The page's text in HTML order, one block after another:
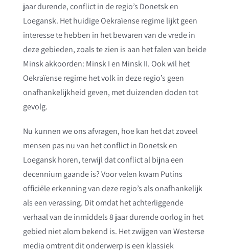
jaar durende, conflict in de regio’s Donetsk en
Loegansk. Het huidige Oekraïense regime lijkt geen
interesse te hebben in het bewaren van de vrede in
deze gebieden, zoals te zien is aan het falen van beide
Minsk akkoorden: Minsk I en Minsk II. Ook wil het
Oekraïense regime het volk in deze regio’s geen
onafhankelijkheid geven, met duizenden doden tot
gevolg.
Nu kunnen we ons afvragen, hoe kan het dat zoveel
mensen pas nu van het conflict in Donetsk en
Loegansk horen, terwijl dat conflict al bijna een
decennium gaande is? Voor velen kwam Putins
officiële erkenning van deze regio’s als onafhankelijk
als een verassing. Dit omdat het achterliggende
verhaal van de inmiddels 8 jaar durende oorlog in het
gebied niet alom bekend is. Het zwijgen van Westerse
media omtrent dit onderwerp is een klassiek